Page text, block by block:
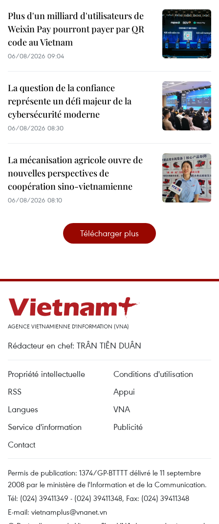
Plus d'un milliard d'utilisateurs de
Weixin Pay pourront payer par QR
code au Vietnam
06/08/2026 09:04
La question de la confiance
représente un défi majeur de la
cybersécurité moderne
06/08/2026 08:30
La mécanisation agricole ouvre de
nouvelles perspectives de
coopération sino-vietnamienne
06/08/2026 08:10
Télécharger plus
AGENCE VIETNAMIENNE D'INFORMATION (VNA)
Rédacteur en chef: TRÂN TIÊN DUÂN
Propriété intellectuelle
Conditions d'utilisation
RSS
Appui
Langues
VNA
Service d'information
Publicité
Contact
Permis de publication: 1374/GP-BTTTT délivré le 11 septembre
2008 par le ministère de l'Information et de la Communication.
Tél: (024) 39411349 - (024) 39411348, Fax: (024) 39411348
E-mail: vietnamplus@vnanet.vn